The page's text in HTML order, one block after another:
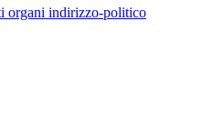
organi indirizzo-politico